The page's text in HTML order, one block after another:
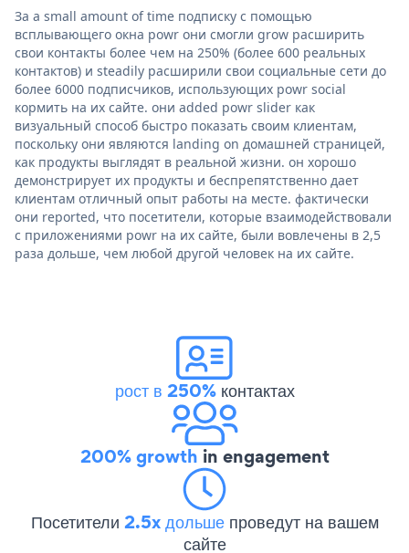
За a small amount of time подписку с помощью
всплывающего окна powr они смогли grow расширить
свои контакты более чем на 250% (более 600 реальных
контактов) и steadily расширили свои социальные сети до
более 6000 подписчиков, использующих powr social
кормить на их сайте. они added powr slider как
визуальный способ быстро показать своим клиентам,
поскольку они являются landing on домашней страницей,
как продукты выглядят в реальной жизни. он хорошо
демонстрирует их продукты и беспрепятственно дает
клиентам отличный опыт работы на месте. фактически
они reported, что посетители, которые взаимодействовали
с приложениями powr на их сайте, были вовлечены в 2,5
раза дольше, чем любой другой человек на их сайте.
рост в 250%контактах
200% growth in engagement
Посетители 2.5x дольше проведут на вашем
сайте